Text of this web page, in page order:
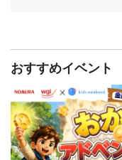
おすすめイベント